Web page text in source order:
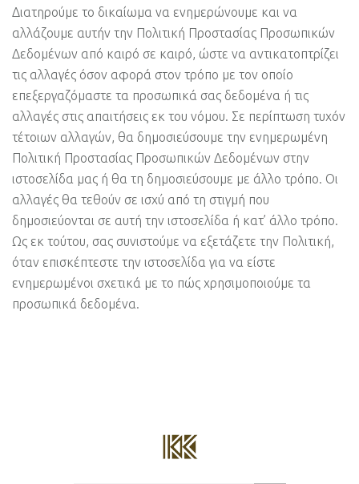
Διατηρούμε το δικαίωμα να ενημερώνουμε και να
αλλάζουμε αυτήν την Πολιτική Προστασίας Προσωπικών
Δεδομένων από καιρό σε καιρό, ώστε να αντικατοπτρίζει
τις αλλαγές όσον αφορά στον τρόπο με τον οποίο
επεξεργαζόμαστε τα προσωπικά σας δεδομένα ή τις
αλλαγές στις απαιτήσεις εκ του νόμου. Σε περίπτωση τυχόν
τέτοιων αλλαγών, θα δημοσιεύσουμε την ενημερωμένη
Πολιτική Προστασίας Προσωπικών Δεδομένων στην
ιστοσελίδα μας ή θα τη δημοσιεύσουμε με άλλο τρόπο. Οι
αλλαγές θα τεθούν σε ισχύ από τη στιγμή που
δημοσιεύονται σε αυτή την ιστοσελίδα ή κατ’ άλλο τρόπο.
Ως εκ τούτου, σας συνιστούμε να εξετάζετε την Πολιτική,
όταν επισκέπτεστε την ιστοσελίδα για να είστε
ενημερωμένοι σχετικά με το πώς χρησιμοποιούμε τα
προσωπικά δεδομένα.